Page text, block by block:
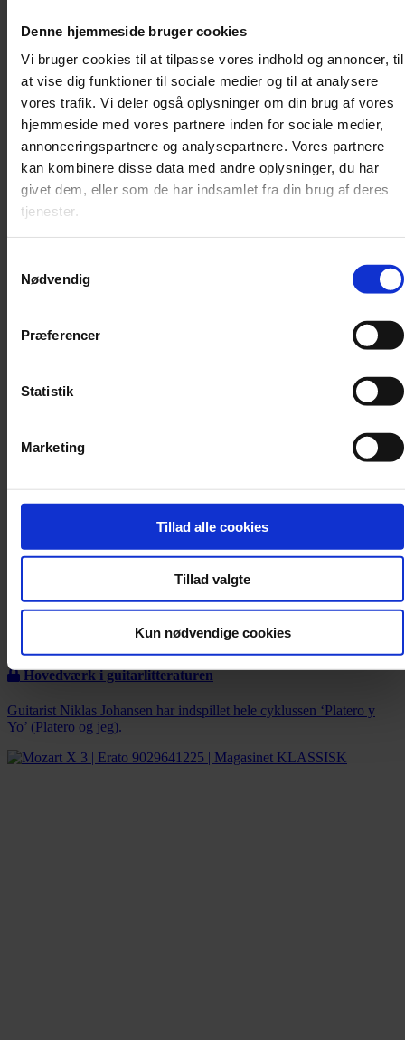
Denne hjemmeside bruger cookies
Vi bruger cookies til at tilpasse vores indhold og annoncer, til
at vise dig funktioner til sociale medier og til at analysere
vores trafik. Vi deler også oplysninger om din brug af vores
hjemmeside med vores partnere inden for sociale medier,
annonceringspartnere og analysepartnere. Vores partnere
kan kombinere disse data med andre oplysninger, du har
givet dem, eller som de har indsamlet fra din brug af deres
tjenester.
Nødvendig
Præferencer
Statistik
Marketing
Tillad alle cookies
Tillad valgte
Kun nødvendige cookies
Garanti for musikalsk fantasi
Peter Heise er kendt som komponisten bag Danmarks nationalopera,
men vi er begyndt at lære resten af hans værker at kende.
Hovedværk i guitarlitteraturen
Guitarist Niklas Johansen har indspillet hele cyklussen ‘Platero y
Yo’ (Platero og jeg).